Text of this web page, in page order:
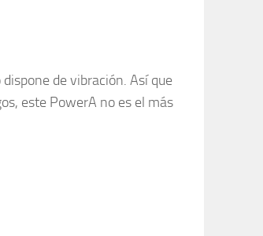
de vibración. Así que
este PowerA no es el más